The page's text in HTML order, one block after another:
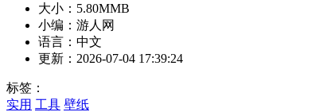
大小：5.80MMB
小编：游人网
语言：中文
更新：2026-07-04 17:39:24
标签：
实用 工具 壁纸